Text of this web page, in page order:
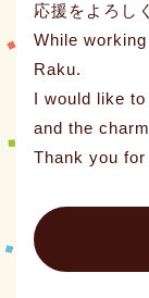
応援をよろし
While
Raku.
I would like
and the
Thank you